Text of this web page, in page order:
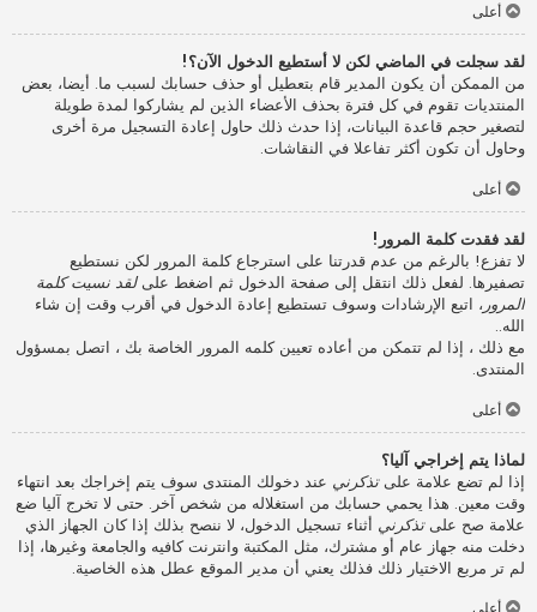
أعلى
لقد سجلت في الماضي لكن لا أستطيع الدخول الآن؟!
من الممكن أن يكون المدير قام بتعطيل أو حذف حسابك لسبب ما. أيضا، بعض
المنتديات تقوم في كل فترة بحذف الأعضاء الذين لم يشاركوا لمدة طويلة
لتصغير حجم قاعدة البيانات، إذا حدث ذلك حاول إعادة التسجيل مرة أخرى
وحاول أن تكون أكثر تفاعلا في النقاشات.
أعلى
لقد فقدت كلمة المرور!
لا تفزع! بالرغم من عدم قدرتنا على استرجاع كلمة المرور لكن نستطيع
تصفيرها. لفعل ذلك انتقل إلى صفحة الدخول ثم اضغط علىلقد نسيت كلمة
المرور ، اتبع الإرشادات وسوف تستطيع إعادة الدخول في أقرب وقت إن شاء
الله..
مع ذلك ، إذا لم تتمكن من أعاده تعيين كلمه المرور الخاصة بك ، اتصل بمسؤول
المنتدى.
أعلى
لماذا يتم إخراجي آليا؟
إذا لم تضع علامة علىتذكرني عند دخولك المنتدى سوف يتم إخراجك بعد انتهاء
وقت معين. هذا يحمي حسابك من استغلاله من شخص آخر. حتى لا تخرج آليا ضع
علامة صح علىتذكرني أثناء تسجيل الدخول، لا ننصح بذلك إذا كان الجهاز الذي
دخلت منه جهاز عام أو مشترك، مثل المكتبة وانترنت كافيه والجامعة وغيرها، إذا
لم تر مربع الاختيار ذلك فذلك يعني أن مدير الموقع عطل هذه الخاصية.